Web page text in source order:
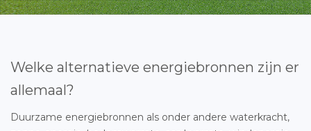
Welke alternatieve energiebronnen zijn er
allemaal?
Duurzame energiebronnen als onder andere waterkracht,